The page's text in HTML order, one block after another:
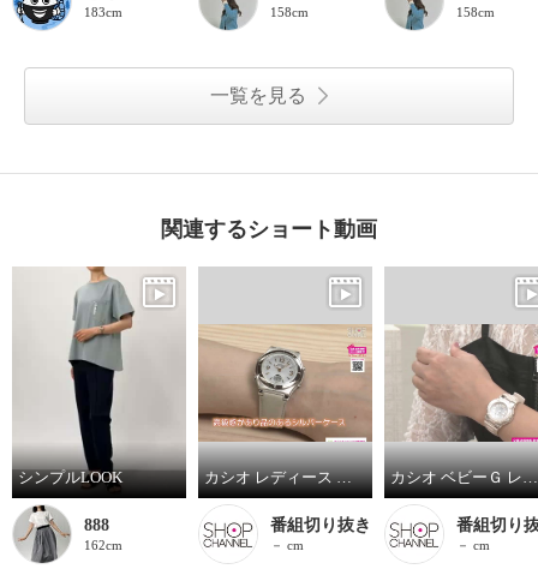
183cm 158cm 158cm
一覧を見る
関連するショート動画
シンプルLOOK
888
162cm
カシオ レディース 電波ソーラー腕時計 “ウェーブセプター” ＜本革バンド＞ ＬＷＡ−Ｍ１４５Ｌ
番組切り抜き
－ cm
カシオ ベビーＧ レディース 電波ソーラー腕時計 ＢＧＡ－１１００
番組切り
－ cm